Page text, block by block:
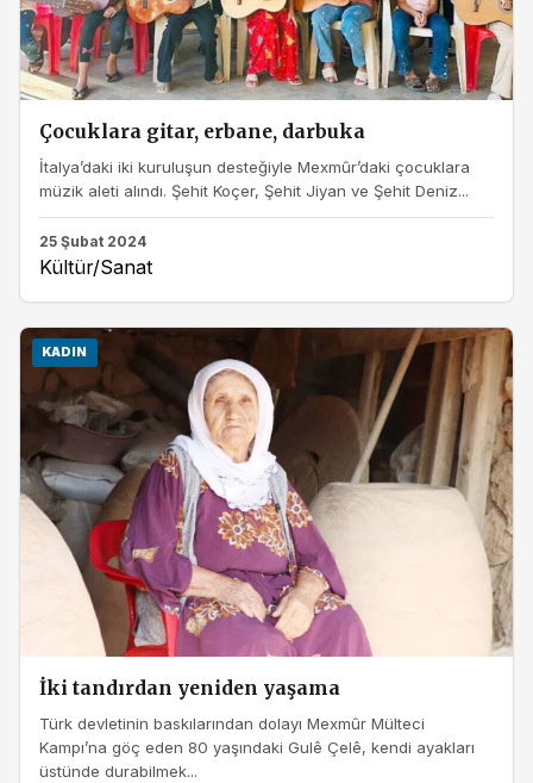
Çocuklara gitar, erbane, darbuka
İtalya’daki iki kuruluşun desteğiyle Mexmûr’daki çocuklara
müzik aleti alındı. Şehit Koçer, Şehit Jiyan ve Şehit Deniz...
25 Şubat 2024
Kültür/Sanat
KADIN
İki tandırdan yeniden yaşama
Türk devletinin baskılarından dolayı Mexmûr Mülteci
Kampı’na göç eden 80 yaşındaki Gulê Çelê, kendi ayakları
üstünde durabilmek...